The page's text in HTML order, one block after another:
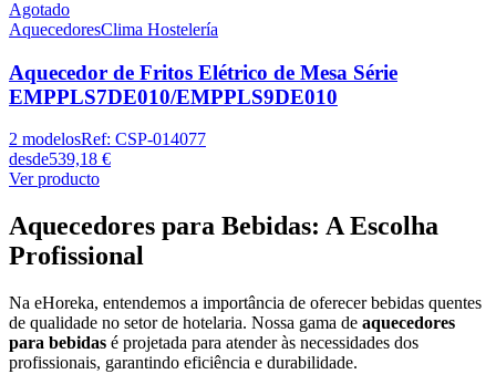
Agotado
AquecedoresClima Hostelería
Aquecedor de Fritos Elétrico de Mesa Série
EMPPLS7DE010/EMPPLS9DE010
2 modelosRef: CSP-014077
desde539,18 €
Ver producto
Aquecedores para Bebidas: A Escolha
Profissional
Na eHoreka, entendemos a importância de oferecer bebidas quentes
de qualidade no setor de hotelaria. Nossa gama de aquecedores
para bebidas é projetada para atender às necessidades dos
profissionais, garantindo eficiência e durabilidade.